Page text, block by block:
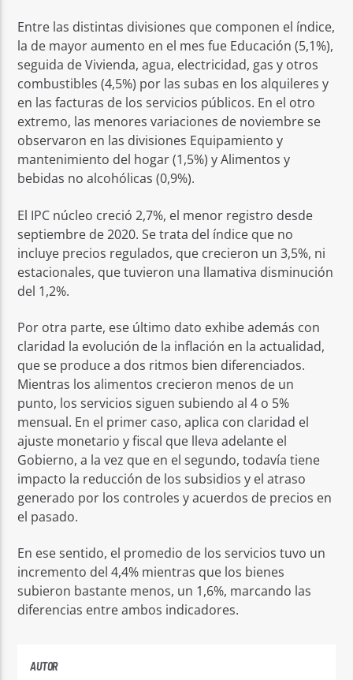
Entre las distintas divisiones que componen el índice,
la de mayor aumento en el mes fue Educación (5,1%),
seguida de Vivienda, agua, electricidad, gas y otros
combustibles (4,5%) por las subas en los alquileres y
en las facturas de los servicios públicos. En el otro
extremo, las menores variaciones de noviembre se
observaron en las divisiones Equipamiento y
mantenimiento del hogar (1,5%) y Alimentos y
bebidas no alcohólicas (0,9%).
El IPC núcleo creció 2,7%, el menor registro desde
septiembre de 2020. Se trata del índice que no
incluye precios regulados, que crecieron un 3,5%, ni
estacionales, que tuvieron una llamativa disminución
del 1,2%.
Por otra parte, ese último dato exhibe además con
claridad la evolución de la inflación en la actualidad,
que se produce a dos ritmos bien diferenciados.
Mientras los alimentos crecieron menos de un
punto, los servicios siguen subiendo al 4 o 5%
mensual. En el primer caso, aplica con claridad el
ajuste monetario y fiscal que lleva adelante el
Gobierno, a la vez que en el segundo, todavía tiene
impacto la reducción de los subsidios y el atraso
generado por los controles y acuerdos de precios en
el pasado.
En ese sentido, el promedio de los servicios tuvo un
incremento del 4,4% mientras que los bienes
subieron bastante menos, un 1,6%, marcando las
diferencias entre ambos indicadores.
AUTOR